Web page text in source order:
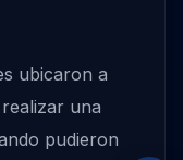
ubicaron a
una
pudieron